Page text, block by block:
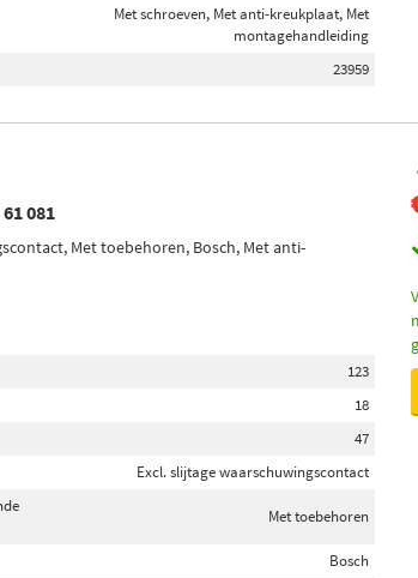
Met schroeven, Met anti-kreukplaat, Met
montagehandleiding
23959
081
Met toebehoren, Bosch, Met anti-
123
18
47
Excl. slijtage waarschuwingscontact
Met toebehoren
Bosch